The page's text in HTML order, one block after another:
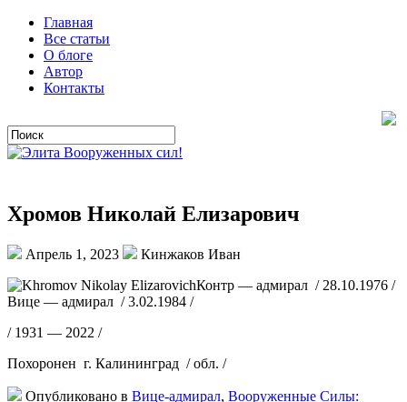
Главная
Все статьи
О блоге
Автор
Контакты
Хромов Николай Елизарович
Апрель 1, 2023
Кинжаков Иван
Контр — адмирал / 28.10.1976 /
Вице — адмирал / 3.02.1984 /
/ 1931 — 2022 /
Похоронен г. Калининград / обл. /
Опубликовано в Вице-адмирал, Вооруженные Силы: